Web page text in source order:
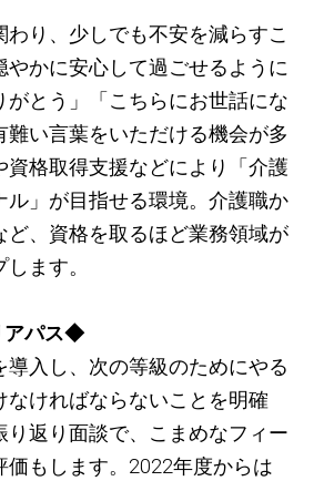
り、少しでも不安を減らすこ
やかに安心して過ごせるように
がとう」「こちらにお世話にな
難い言葉をいただける機会が多
資格取得支援などにより「介護
ル」が目指せる環境。介護職か
ど、資格を取るほど業務領域が
ます。
アパス◆
導入し、次の等級のためにやる
なければならないことを明確
り返り面談で、こまめなフィー
価もします。2022年度からは